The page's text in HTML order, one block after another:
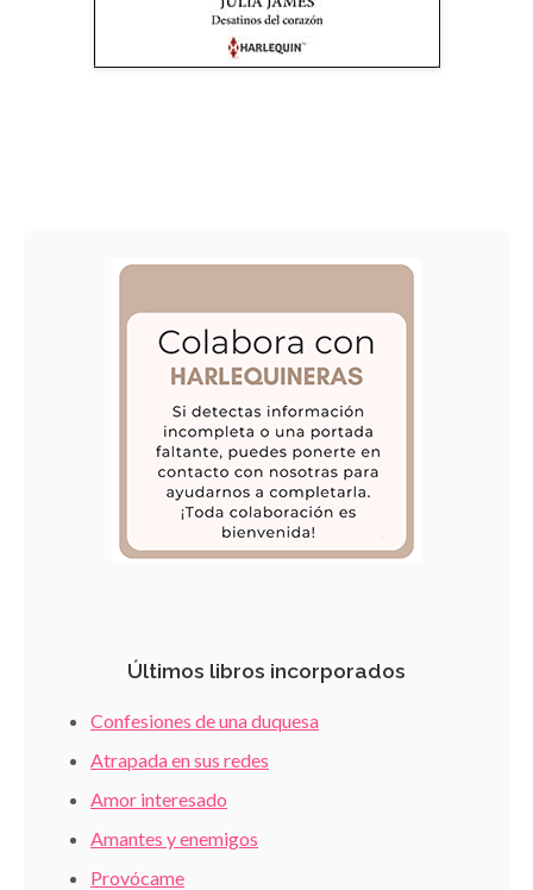
Últimos libros incorporados
Confesiones de una duquesa
Atrapada en sus redes
Amor interesado
Amantes y enemigos
Provócame